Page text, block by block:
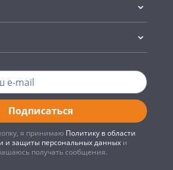
Подписаться
я принимаю Политику в области
и защиты персональных данныхи
получать сообщения.